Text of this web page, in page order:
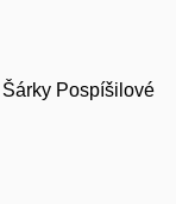
Pospíšilové